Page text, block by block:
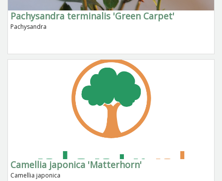
Pachysandra terminalis 'Green Carpet'
Pachysandra
Camellia japonica 'Matterhorn'
Camellia japonica